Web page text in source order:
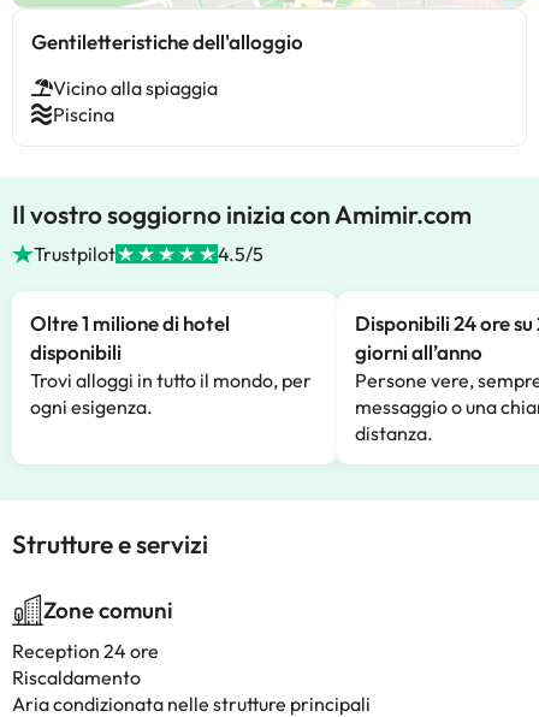
Gentiletteristiche dell'alloggio
Vicino alla spiaggia
Piscina
Il vostro soggiorno inizia con Amimir.com
Trustpilot 4.5/5
Oltre 1 milione di hotel
disponibili
Trovi alloggi in tutto il mondo, per
ogni esigenza.
Disponibili 24 ore su
giorni all’anno
Persone vere,
messaggio o una
distanza.
Strutture e servizi
Zone comuni
Reception 24 ore
Riscaldamento
Aria condizionata nelle strutture principali